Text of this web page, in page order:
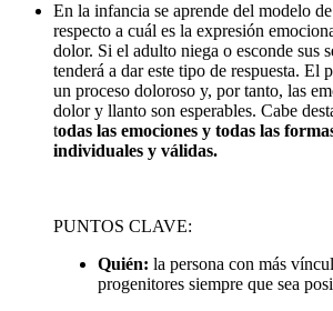
En la infancia se aprende del modelo
respecto a cuál es la expresión
dolor. Si el adulto niega o esconde sus
tenderá a dar este tipo de respuesta. El
un proceso doloroso y, por tanto, las
dolor y llanto son esperables. Cabe
todas las emociones y todas las
individuales y válidas.
PUNTOS CLAVE:
Quién: la persona con más
progenitores siempre que sea